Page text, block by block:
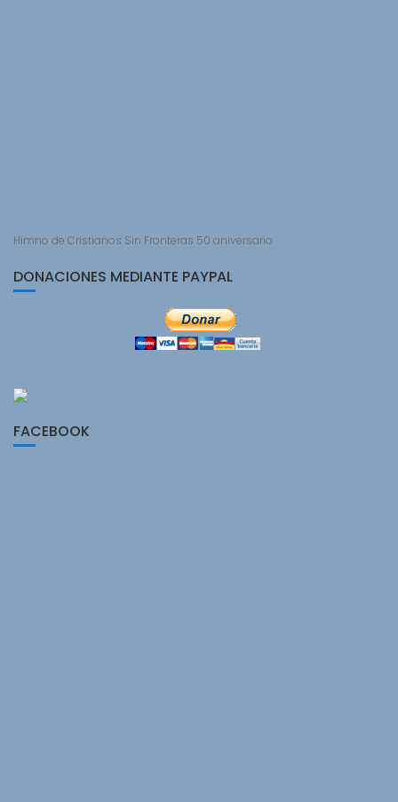
Himno de Cristianos Sin Fronteras 50 aniversario
DONACIONES MEDIANTE PAYPAL
FACEBOOK